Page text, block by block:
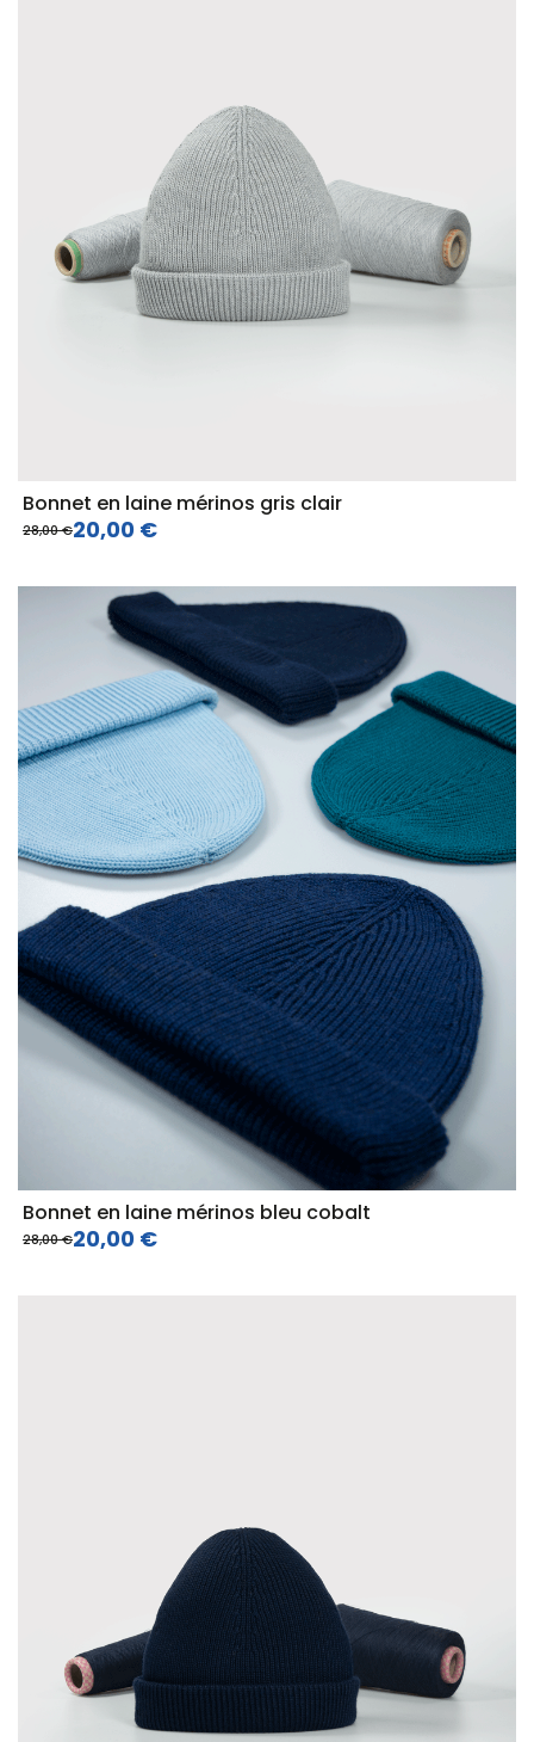
Bonnet en laine mérinos gris clair
28,00 €20,00 €
Bonnet en laine mérinos bleu cobalt
28,00 €20,00 €